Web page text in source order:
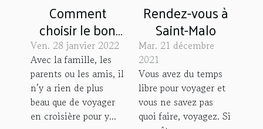
Comment
choisir le bon
bateau pour
une navigation
?
Ven. 28 janvier 2022
Avec la famille, les
parents ou les amis, il
n’y a rien de plus
beau que de voyager
en croisière pour y...
Rendez-vous à
Saint-Malo
Mar. 21 décembre
2021
Vous avez du temps
libre pour voyager et
vous ne savez pas
quoi faire, voyagez. Si